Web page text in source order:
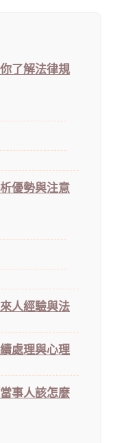
了解法律規
優勢與注意
人經驗與法
處理與心理
事人該怎麼